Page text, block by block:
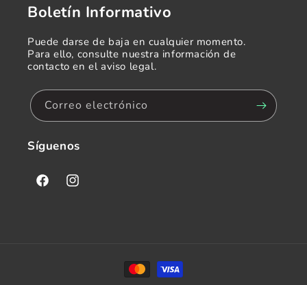
Boletín Informativo
Puede darse de baja en cualquier momento.
Para ello, consulte nuestra información de
contacto en el aviso legal.
Correo electrónico
Síguenos
FacebookInstagram
Formas
de